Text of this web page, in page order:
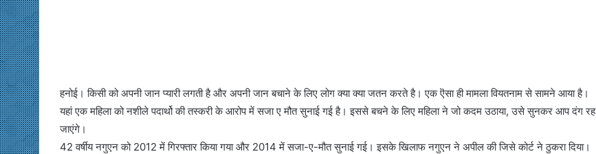
हनोई। किसी को अपनी जान प्यारी लगती है और अपनी जान बचाने के लिए लोग क्या क्या जतन करते है। एक ऎसा ही मामला वियतनाम से सामने आया है।
यहां एक महिला को नशीले पदार्थो की तस्करी के आरोप में सजा ए मौत सुनाई गई है। इससे बचने के लिए महिला ने जो कदम उठाया, उसे सुनकर आप दंग रह
जाएंगे।
42 वर्षीय नगुएन को 2012 में गिरफ्तार किया गया और 2014 में सजा-ए-मौत सुनाई गई। इसके खिलाफ नगुएन ने अपील की जिसे कोर्ट ने ठुकरा दिया।